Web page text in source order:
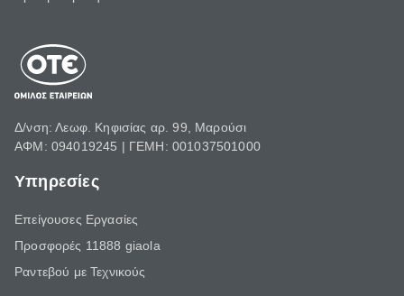
Δ/νση: Λεωφ. Κηφισίας αρ. 99, Μαρούσι
ΑΦΜ: 094019245 | ΓΕΜΗ: 001037501000
Υπηρεσίες
Επείγουσες Εργασίες
Προσφορές 11888 giaola
Ραντεβού με Τεχνικούς